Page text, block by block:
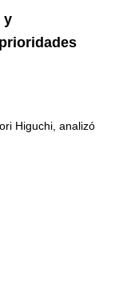
y
Higuchi, analizó